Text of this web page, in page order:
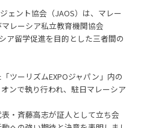
ェント協会（JAOS）は、マレー
レーシア私立教育機関協会
ア留学促進を目的とした三者間の
ツーリズムEXPOジャパン」内の
ンで執り行われ、駐日マレーシア
・斉藤高志が証人として立ち会